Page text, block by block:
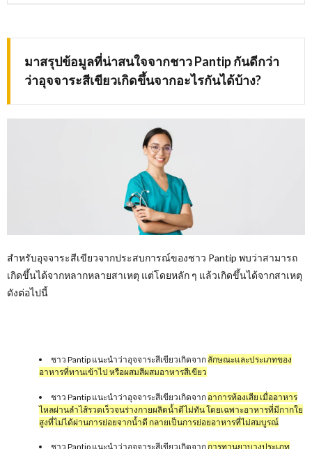
มาสรุปข้อมูลที่น่าสนใจจากชาวPantip กันดีกว่า
ว่าอุจจาระสีเขียวเกิดขึ้นจากอะไรกันได้บ้าง?
สำหรับอุจจาระสีเขียวจากประสบการณ์ของชาว Pantip พบว่าสามารถ
เกิดขึ้นได้จากหลากหลายสาเหตุ แต่โดยหลัก ๆ แล้วเกิดขึ้นได้จากสาเหตุ
ดังต่อไปนี้
ชาว Pantip แนะนำว่าอุจจาระสีเขียวเกิดจาก ลักษณะและประเภทของ
อาหารที่ทานเข้าไป หรือผสมสีผสมอาหารสีเขียว
ชาว Pantip แนะนำว่าอุจจาระสีเขียวเกิดจาก อาการท้องเสีย เมื่ออาหาร
ไหลผ่านลำไส้รวดเร็วจนร่างกายผลิตน้ำดีไม่ทัน โดยเฉพาะอาหารที่มีกากใย
สูงที่ไม่ได้ผ่านการย่อยจากน้ำดี กลายเป็นการย่อยอาหารที่ไม่สมบูรณ์
ชาว Pantip แนะนำว่าอุจจาระสีเขียวเกิดจาก การทานยาบางประเภท